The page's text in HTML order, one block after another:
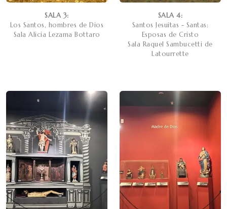
SALA 3:
Los Santos, hombres de Dios
Sala Alicia Lezama Bottaro
SALA 4:
Santos Jesuitas - Santas:
Esposas de Cristo
Sala Raquel Sambucetti de
Latourrette